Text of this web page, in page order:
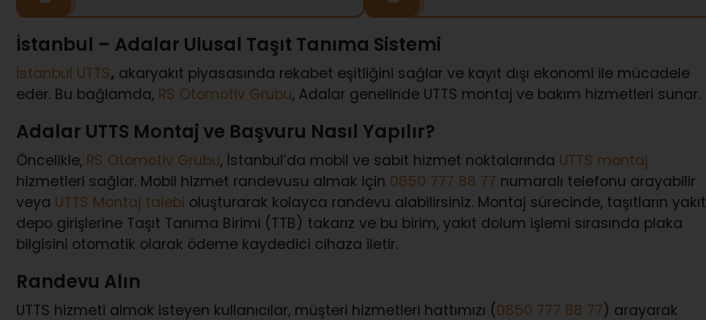
İstanbul – Adalar Ulusal Taşıt Tanıma Sistemi
İstanbul UTTS, akaryakıt piyasasında rekabet eşitliğini sağlar ve kayıt dışı ekonomi ile mücadele
eder. Bu bağlamda, RS Otomotiv Grubu, Adalar genelinde UTTS montaj ve bakım hizmetleri sunar.
Adalar UTTS Montaj ve Başvuru Nasıl Yapılır?
Öncelikle, RS Otomotiv Grubu, İstanbul’da mobil ve sabit hizmet noktalarında UTTS montaj
hizmetleri sağlar. Mobil hizmet randevusu almak için 0850 777 88 77 numaralı telefonu arayabilir
veya UTTS Montaj talebi oluşturarak kolayca randevu alabilirsiniz. Montaj sürecinde, taşıtların yakıt
depo girişlerine Taşıt Tanıma Birimi (TTB) takarız ve bu birim, yakıt dolum işlemi sırasında plaka
bilgisini otomatik olarak ödeme kaydedici cihaza iletir.
Randevu Alın
UTTS hizmeti almak isteyen kullanıcılar, müşteri hizmetleri hattımızı (0850 777 88 77) arayarak